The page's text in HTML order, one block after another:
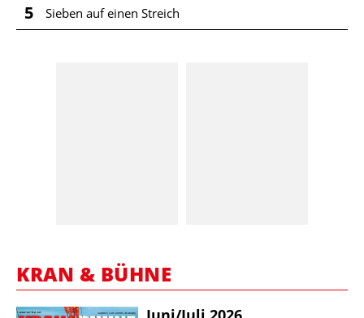
5 Sieben auf einen Streich
KRAN & BÜHNE